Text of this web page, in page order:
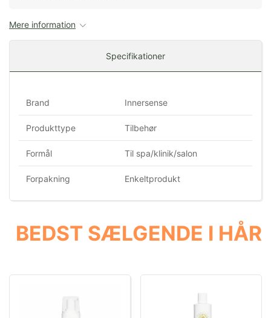
Mere information
Specifikationer
Brand Innersense
Produkttype Tilbehør
Formål Til spa/klinik/salon
Forpakning Enkeltprodukt
BEDST SÆLGENDE I HÅR